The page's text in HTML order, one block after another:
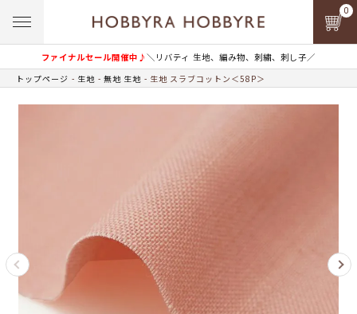
ファイナルセール開催中♪＼リバティ 生地、編み物、刺繍、刺し子／
0
トップページ 生地 無地 生地 生地 スラブコットン＜58P＞